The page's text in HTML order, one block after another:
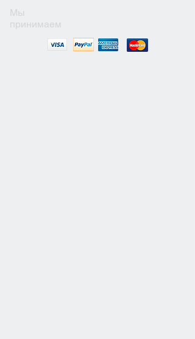
Мы
принимаем